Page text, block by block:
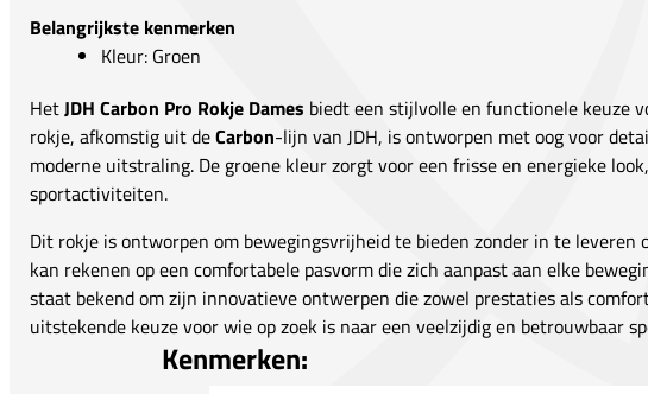
Belangrijkste kenmerken
Kleur: Groen
HetJDH Carbon Pro Rokje Dames biedt een stijlvolle en functionele keuze
rokje, afkomstig uit deCarbon-lijn van JDH, is ontworpen met oog voor
moderne uitstraling. De groene kleur zorgt voor een frisse en energieke
sportactiviteiten.
Dit rokje is ontworpen om bewegingsvrijheid te bieden zonder in te leveren
kan rekenen op een comfortabele pasvorm die zich aanpast aan elke
staat bekend om zijn innovatieve ontwerpen die zowel prestaties als
uitstekende keuze voor wie op zoek is naar een veelzijdig en betrouwbaar
Kenmerken: